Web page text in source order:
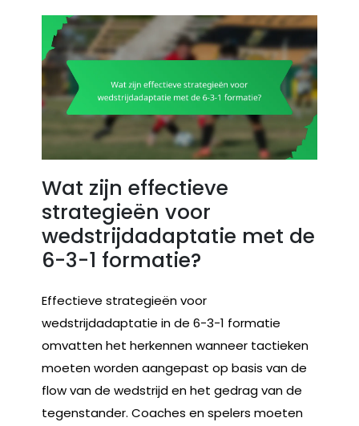
Wat zijn effectieve
strategieën voor
wedstrijdadaptatie met de
6-3-1 formatie?
Effectieve strategieën voor
wedstrijdadaptatie in de 6-3-1 formatie
omvatten het herkennen wanneer tactieken
moeten worden aangepast op basis van de
flow van de wedstrijd en het gedrag van de
tegenstander. Coaches en spelers moeten